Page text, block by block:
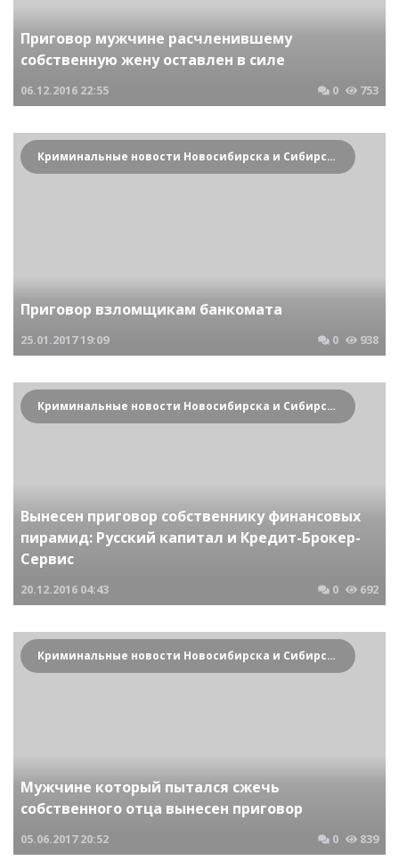
Приговор мужчине расчленившему
собственную жену оставлен в силе
06.12.2016 22:55 0 753
Криминальные новости Новосибирска и Сибирского региона
Приговор взломщикам банкомата
25.01.201719:09 0 938
Криминальные новости Новосибирска и Сибирского региона
Вынесен приговор собственнику финансовых
пирамид: Русский капитал и Кредит-Брокер-
Сервис
20.12.2016 04:43 0 692
Криминальные новости Новосибирска и Сибирского региона
Мужчине который пытался сжечь
собственного отца вынесен приговор
05.06.2017 20:52 0 839